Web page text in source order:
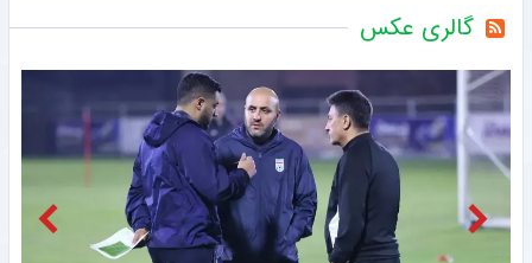
گالری عکس